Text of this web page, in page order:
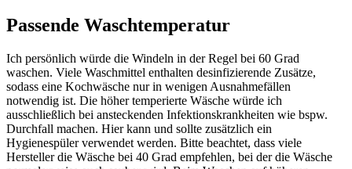
Passende Waschtemperatur
Ich persönlich würde die Windeln in der Regel bei 60 Grad
waschen. Viele Waschmittel enthalten desinfizierende Zusätze,
sodass eine Kochwäsche nur in wenigen Ausnahmefällen
notwendig ist. Die höher temperierte Wäsche würde ich
ausschließlich bei ansteckenden Infektionskrankheiten wie bspw.
Durchfall machen. Hier kann und sollte zusätzlich ein
Hygienespüler verwendet werden. Bitte beachtet, dass viele
Hersteller die Wäsche bei 40 Grad empfehlen, bei der die Wäsche